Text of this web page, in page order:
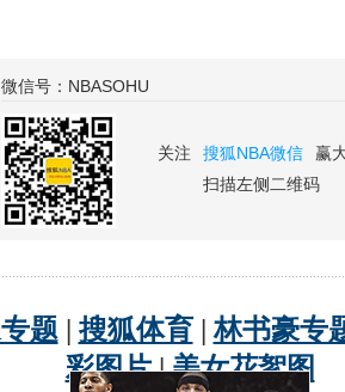
微信号：NBASOHU
关注 搜狐NBA微信
赢
扫描左侧二维码